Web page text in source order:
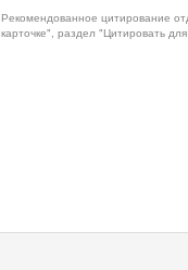
Рекомендованное цитирование
карточке", раздел "Цитировать